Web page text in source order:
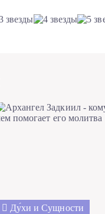
Ду́хи и Сущности